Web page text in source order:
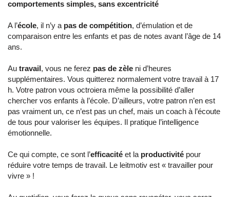
comportements simples, sans excentricité
A l’école, il n’y a pas de compétition, d’émulation et de
comparaison entre les enfants et pas de notes avant l’âge de 14
ans.
Au travail, vous ne ferez pas de zèle ni d’heures
supplémentaires. Vous quitterez normalement votre travail à 17
h. Votre patron vous octroiera même la possibilité d’aller
chercher vos enfants à l’école. D’ailleurs, votre patron n’en est
pas vraiment un, ce n’est pas un chef, mais un coach à l’écoute
de tous pour valoriser les équipes. Il pratique l’intelligence
émotionnelle.
Ce qui compte, ce sont l’efficacité et la productivité pour
réduire votre temps de travail. Le leitmotiv est « travailler pour
vivre » !